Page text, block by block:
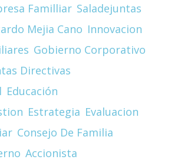
Familliar Saladejuntas
Mejia Cano Innovacion
Gobierno Corporativo
Directivas
Educación
Estrategia Evaluacion
Consejo De Familia
Accionista